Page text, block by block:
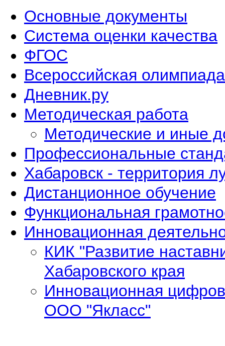
Основные документы
Система оценки качества
ФГОС
Всероссийская
Дневник.ру
Методическая работа
Методические и иные
Профессиональные
Хабаровск - территория
Дистанционное обучение
Функциональная
Инновационная
КИК "Развитие
Хабаровского края
Инновационная
ООО "Якласс"